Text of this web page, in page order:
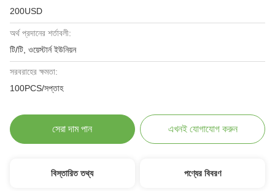
200USD
অর্থ প্রদানের শর্তাবলী:
টি/টি, ওয়েস্টার্ন ইউনিয়ন
সরবরাহের ক্ষমতা:
100PCS/সপ্তাহ
সেরা দাম পান এখনই যোগাযোগ করুন
বিস্তারিত তথ্য পণ্যের বিবরণ